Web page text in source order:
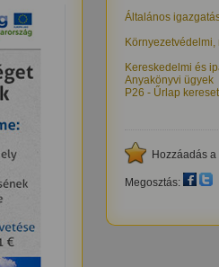
Általános
Kereskedelmi és
Anyakönyvi ügyek
P26 - Űrlap
Hozzáadás
Megosztás: